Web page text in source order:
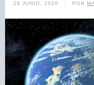
29 JUNIO, 2020 / POR